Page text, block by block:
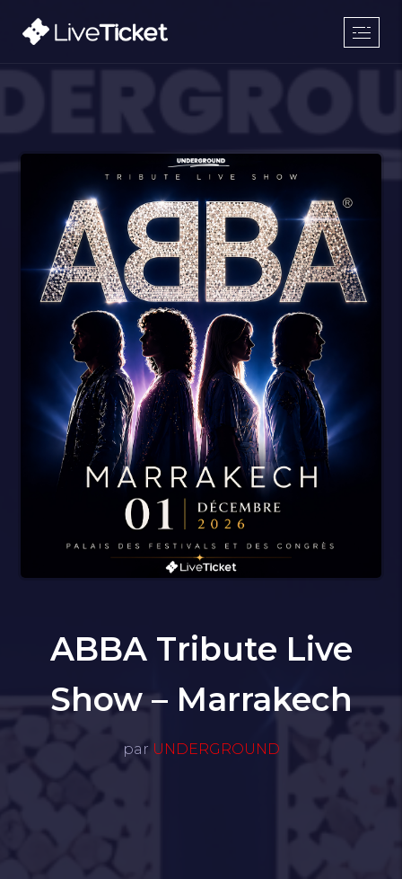
ABBA Tribute Live
Show – Marrakech
par UNDERGROUND